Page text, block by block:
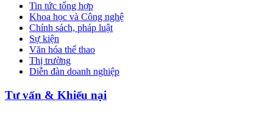
Tin tức tổng hợp
Khoa học và Công nghệ
Chính sách, pháp luật
Sự kiện
Văn hóa thể thao
Thị trường
Diễn đàn doanh nghiệp
Tư vấn & Khiếu nại